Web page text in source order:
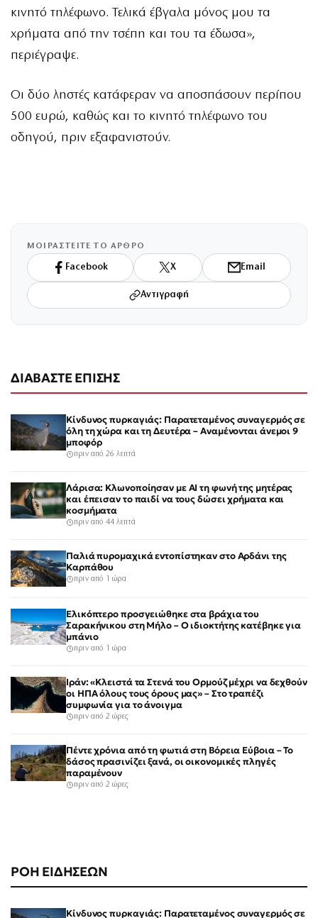
ΡΟΗ ΕΙΔΗΣΕΩΝ
Κίνδυνος πυρκαγιάς: Παρατεταμένος συναγερμός σε
κινητό τηλέφωνο. Τελικά έβγαλα μόνος μου τα
χρήματα από την τσέπη και του τα έδωσα»,
περιέγραψε.
Οι δύο ληστές κατάφεραν να αποσπάσουν περίπου
500 ευρώ, καθώς και το κινητό τηλέφωνο του
οδηγού, πριν εξαφανιστούν.
ΜΟΙΡΑΣΤΕΙΤΕ ΤΟ ΑΡΘΡΟ
Facebook X Email
Αντιγραφή
ΔΙΑΒΑΣΤΕ ΕΠΙΣΗΣ
Κίνδυνος πυρκαγιάς: Παρατεταμένος συναγερμός σε
όλη τη χώρα και τη Δευτέρα – Αναμένονται άνεμοι 9
μποφόρ
πριν από 26 λεπτά
Λάρισα: Κλωνοποίησαν με AI τη φωνή της μητέρας
και έπεισαν το παιδί να τους δώσει χρήματα και
κοσμήματα
πριν από 44 λεπτά
Παλιά πυρομαχικά εντοπίστηκαν στο Αρδάνι της
Καρπάθου
πριν από 1 ώρα
Ελικόπτερο προσγειώθηκε στα βράχια του
Σαρακήνικου στη Μήλο – Ο ιδιοκτήτης κατέβηκε για
μπάνιο
πριν από 1 ώρα
Ιράν: «Κλειστά τα Στενά του Ορμούζ μέχρι να δεχθούν
οι ΗΠΑ όλους τους όρους μας» – Στο τραπέζι
συμφωνία για το άνοιγμα
πριν από 2 ώρες
Πέντε χρόνια από τη φωτιά στη Βόρεια Εύβοια – Το
δάσος πρασινίζει ξανά, οι οικονομικές πληγές
παραμένουν
πριν από 2 ώρες